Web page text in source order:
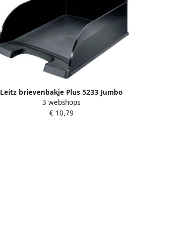
Leitz brievenbakje Plus 5233 Jumbo
zwart
3 webshops
€ 10,79